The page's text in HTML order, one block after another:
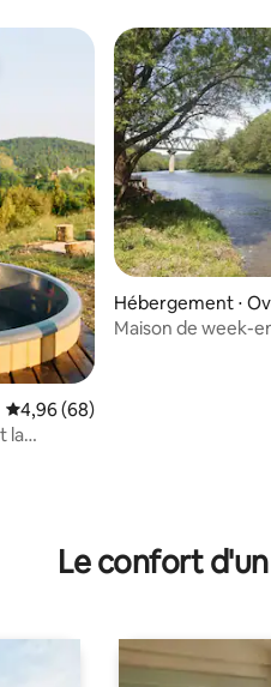
appréciés
Évaluation moyenne sur la base
4,96 (68)
la
Hébergement ⋅
Maison de week-
Le confort